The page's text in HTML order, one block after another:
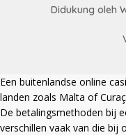
Didukung oleh
Een buitenlandse online
landen zoals Malta of
De betalingsmethoden bij
verschillen vaak van die bij